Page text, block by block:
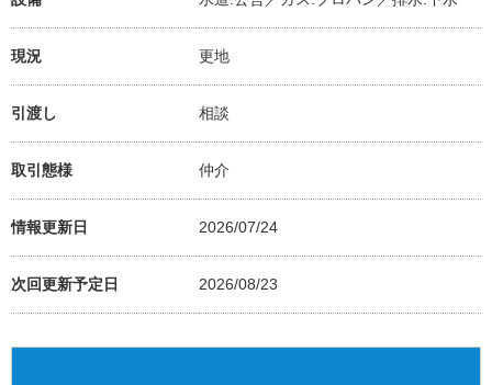
現況 更地
引渡し 相談
取引態様 仲介
情報更新日 2026/07/24
次回更新予定日 2026/08/23